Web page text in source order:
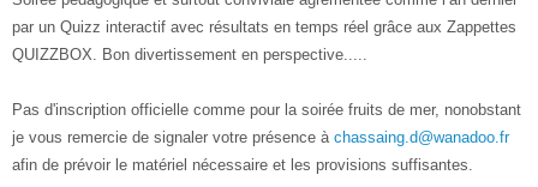
par un Quizz interactif avec résultats en temps réel grâce aux Zappettes
QUIZZBOX. Bon divertissement en perspective.....
Pas d'inscription officielle comme pour la soirée fruits de mer, nonobstant
je vous remercie de signaler votre présence à chassaing.d@wanadoo.fr
afin de prévoir le matériel nécessaire et les provisions suffisantes.